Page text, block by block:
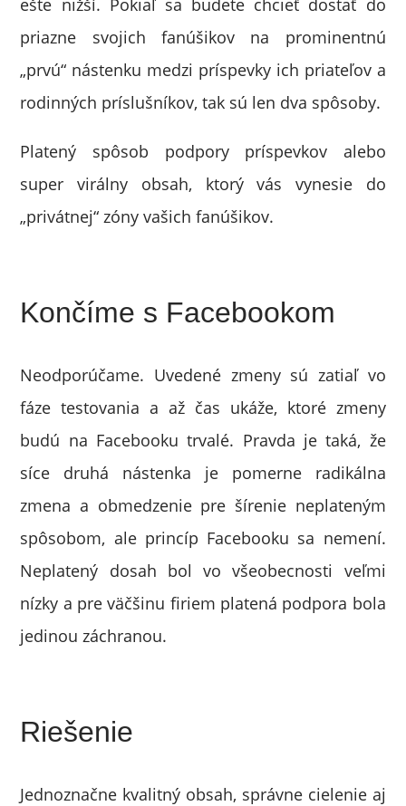
ešte nižší. Pokiaľ sa budete chcieť dostať do
priazne svojich fanúšikov na prominentnú
„prvú“ nástenku medzi príspevky ich priateľov a
rodinných príslušníkov, tak sú len dva spôsoby.
Platený spôsob podpory príspevkov alebo
super virálny obsah, ktorý vás vynesie do
„privátnej“ zóny vašich fanúšikov.
Končíme s Facebookom
Neodporúčame. Uvedené zmeny sú zatiaľ vo
fáze testovania a až čas ukáže, ktoré zmeny
budú na Facebooku trvalé. Pravda je taká, že
síce druhá nástenka je pomerne radikálna
zmena a obmedzenie pre šírenie neplateným
spôsobom, ale princíp Facebooku sa nemení.
Neplatený dosah bol vo všeobecnosti veľmi
nízky a pre väčšinu firiem platená podpora bola
jedinou záchranou.
Riešenie
Jednoznačne kvalitný obsah, správne cielenie aj